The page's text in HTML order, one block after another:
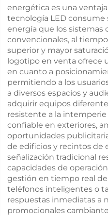
energética es una
tecnología LED
energía que los sistemas
convencionales, al
superior y mayor
logotipo en venta ofrece
en cuanto a
permitiendo a los
a diversos espacios y
adquirir equipos
resistente a la
confiable en exteriores,
oportunidades
de edificios y recintos de
señalización tradicional
capacidades de
gestión en tiempo real
teléfonos inteligentes o
respuestas inmediatas a
promocionales